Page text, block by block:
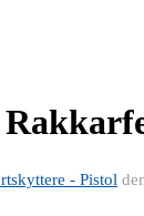
- Pistol